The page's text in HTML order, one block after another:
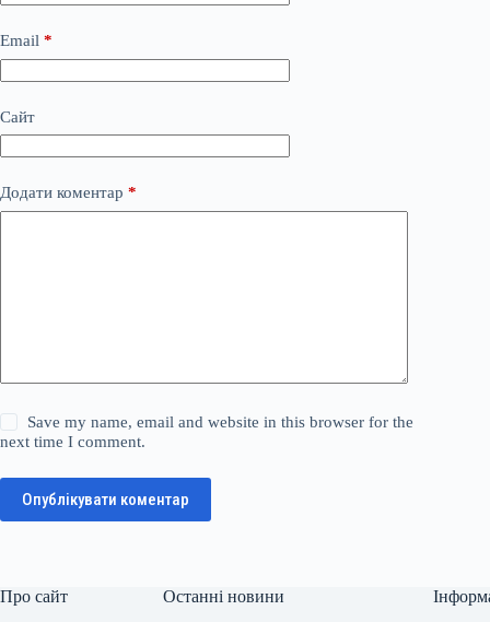
Email *
Сайт
Додати коментар *
Save my name, email and website in this browser for the
next time I comment.
Опублікувати коментар
Про сайт Останні новини